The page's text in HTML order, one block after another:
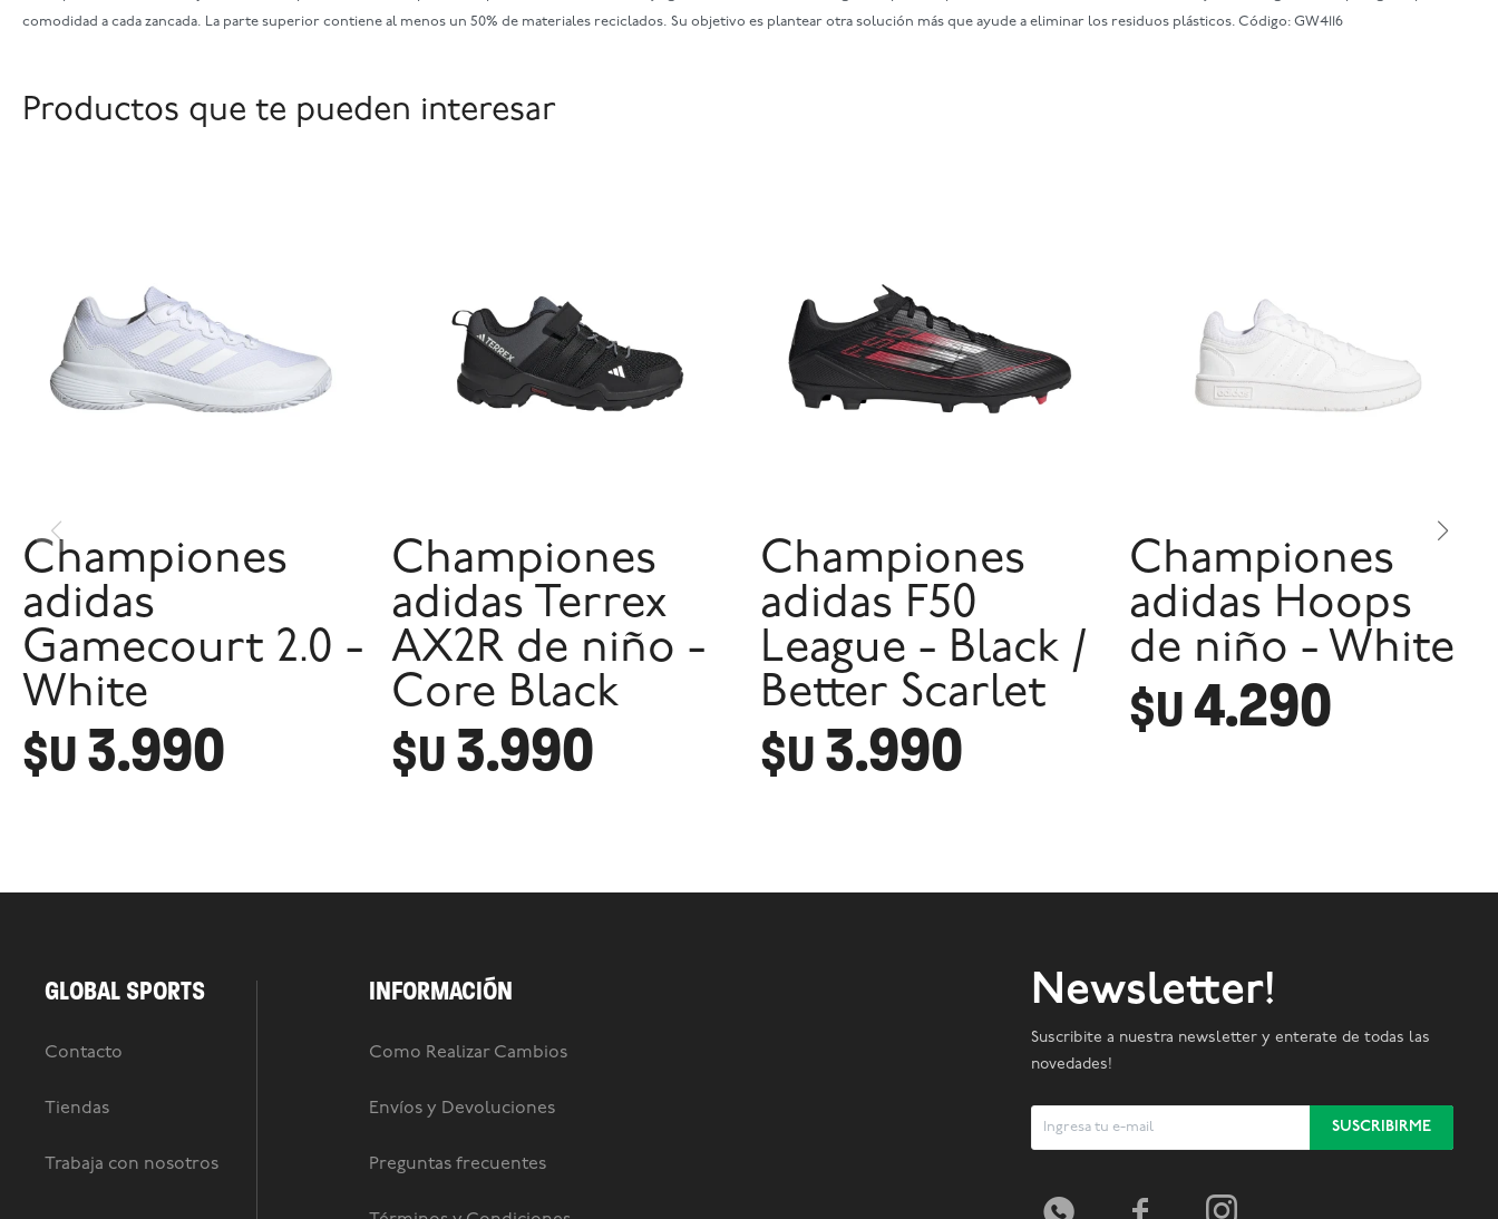
comodidad a cada zancada. La parte superior contiene al menos un 50% de materiales reciclados. Su objetivo es plantear otra solución más que ayude a eliminar los residuos plásticos. Código: GW4116
Productos que te pueden interesar
Championes
adidas
Gamecourt 2.0 -
White
$U3.990
Championes
adidas Terrex
AX2R de niño -
Core Black
$U3.990
Championes
adidas F50
League - Black /
Better Scarlet
$U3.990
Championes
adidas Hoops
de niño - White
$U4.290
GLOBAL SPORTS
Contacto
Tiendas
Trabaja con nosotros
INFORMACIÓN
Como Realizar Cambios
Envíos y Devoluciones
Preguntas frecuentes
Newsletter!
Suscribite a nuestra newsletter y enterate de todas las
novedades!
SUSCRIBIRME
  